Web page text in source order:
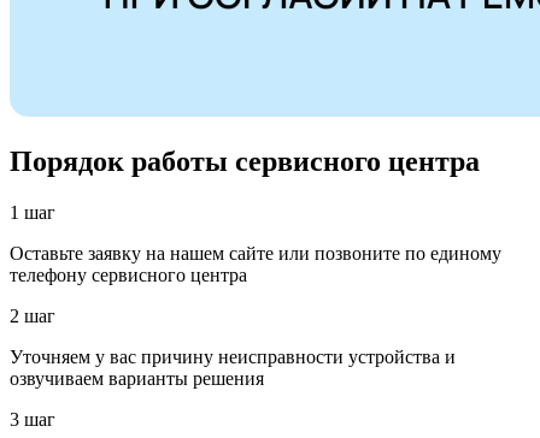
Порядок работы сервисного центра
1 шаг
Оставьте заявку на нашем сайте или позвоните по единому
телефону сервисного центра
2 шаг
Уточняем у вас причину неисправности устройства и
озвучиваем варианты решения
3 шаг